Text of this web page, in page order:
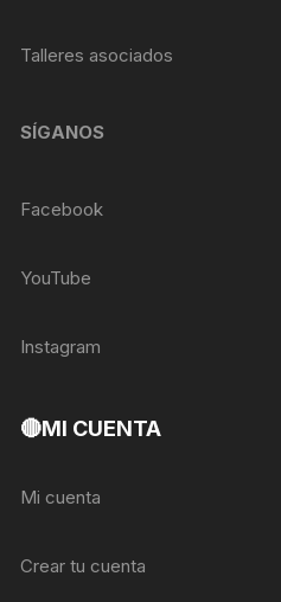
Talleres asociados
SÍGANOS
Facebook
YouTube
Instagram
🔴MI CUENTA
Mi cuenta
Crear tu cuenta